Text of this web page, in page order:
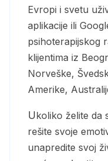
Evropi i svetu
aplikacije ili
psihoterapijskog
klijentima iz
Norveške,
Amerike,
Ukoliko želite da stupite u kontakt sa mnom i
rešite svoje
unapredite svoj